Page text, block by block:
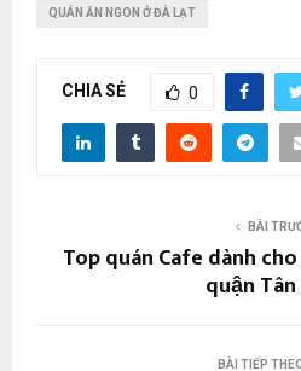
QUÁN ĂN NGON Ở ĐÀ LẠT
CHIA SẺ 0
BÀI
Top quán Cafe dành
quận Tân
BÀI TIẾP